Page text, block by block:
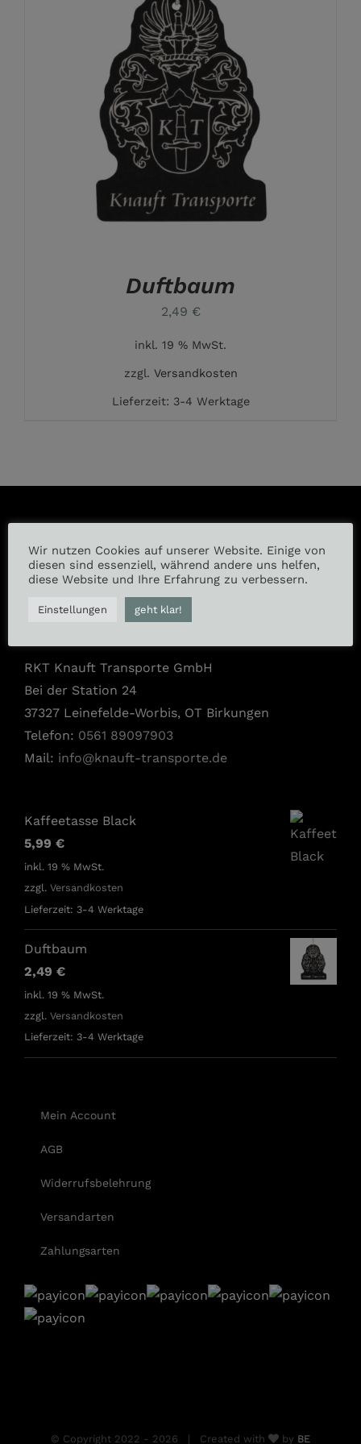
Duftbaum
2,49 €
inkl. 19 % MwSt.
zzgl. Versandkosten
Lieferzeit: 3-4 Werktage
Instagram
Facebook
RKT Knauft Transporte GmbH
Bei der Station 24
37327 Leinefelde-Worbis, OT Birkungen
Telefon: 0561 89097903
Mail: info@knauft-transporte.de
Kaffeetasse Black
5,99 €
inkl. 19 % MwSt.
zzgl. Versandkosten
Lieferzeit: 3-4 Werktage
Duftbaum
2,49 €
inkl. 19 % MwSt.
zzgl. Versandkosten
Lieferzeit: 3-4 Werktage
Mein Account
AGB
Widerrufsbelehrung
Versandarten
Zahlungsarten
© Copyright 2022 - 2026 | Created with by BE
Wir nutzen Cookies auf unserer Website. Einige von
diesen sind essenziell, während andere uns helfen,
diese Website und Ihre Erfahrung zu verbessern.
Einstellungen geht klar!